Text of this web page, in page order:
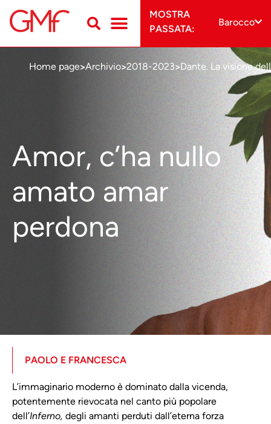
MOSTRA
PASSATA:
Barocco
Home page>Archivio>2018-2023>Dante. La visione
Amor, c’ha nullo
amato amar
perdona
PAOLO E FRANCESCA
L’immaginario moderno è dominato dalla vicenda,
potentemente rievocata nel canto più popolare
dell’Inferno, degli amanti perduti dall’eterna forza